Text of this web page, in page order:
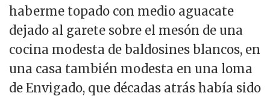
haberme topado con medio aguacate
dejado al garete sobre el mesón de una
cocina modesta de baldosines blancos, en
una casa también modesta en una loma
de Envigado, que décadas atrás había sido